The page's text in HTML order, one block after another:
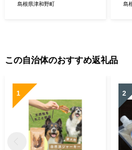
島根県津和野町 島
この自治体のおすすめ返礼品
1 2